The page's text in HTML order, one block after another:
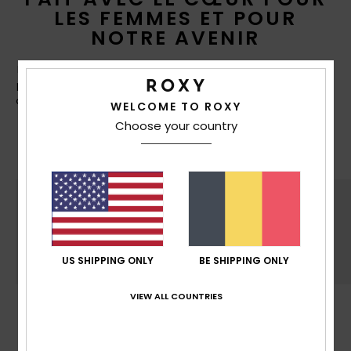
LES FEMMES ET POUR
NOTRE AVENIR
La montagne fait partie de qui nous sommes. C’est
pourquoi ROXY privilégie des matériaux recyclés et
d’origine naturelle, et valorise des initiatives moins
chaque étape de conception de nos produits.
WELCOME TO ROXY
Choose your country
US SHIPPING ONLY BE SHIPPING ONLY
VIEW ALL COUNTRIES